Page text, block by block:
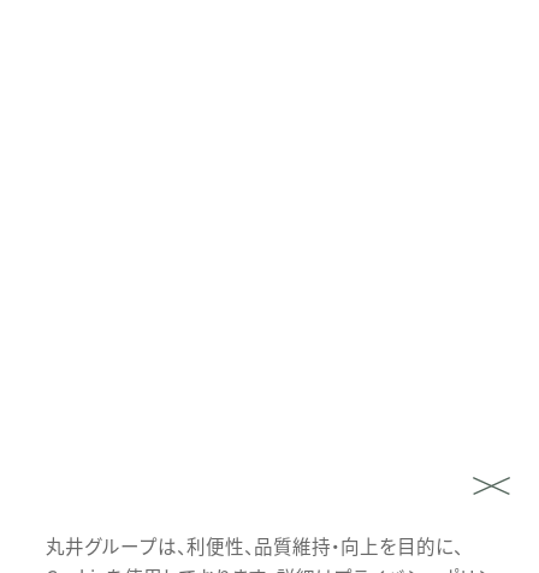
丸井グループは、利便性、品質維持・向上を目的に、